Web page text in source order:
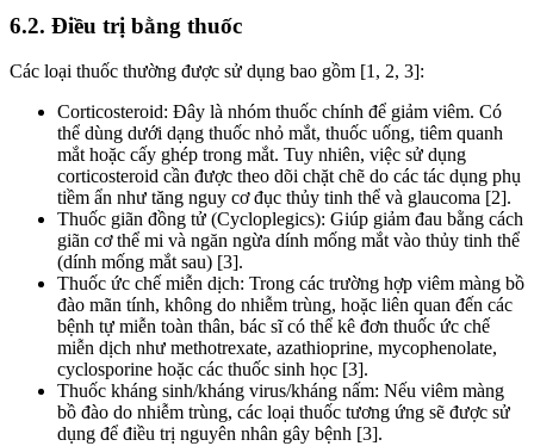
6.2. Điều trị bằng thuốc
Các loại thuốc thường được sử dụng bao gồm [1, 2, 3]:
Corticosteroid: Đây là nhóm thuốc chính để giảm viêm. Có
thể dùng dưới dạng thuốc nhỏ mắt, thuốc uống, tiêm quanh
mắt hoặc cấy ghép trong mắt. Tuy nhiên, việc sử dụng
corticosteroid cần được theo dõi chặt chẽ do các tác dụng phụ
tiềm ẩn như tăng nguy cơ đục thủy tinh thể và glaucoma [2].
Thuốc giãn đồng tử (Cycloplegics): Giúp giảm đau bằng cách
giãn cơ thể mi và ngăn ngừa dính mống mắt vào thủy tinh thể
(dính mống mắt sau) [3].
Thuốc ức chế miễn dịch: Trong các trường hợp viêm màng bồ
đào mãn tính, không do nhiễm trùng, hoặc liên quan đến các
bệnh tự miễn toàn thân, bác sĩ có thể kê đơn thuốc ức chế
miễn dịch như methotrexate, azathioprine, mycophenolate,
cyclosporine hoặc các thuốc sinh học [3].
Thuốc kháng sinh/kháng virus/kháng nấm: Nếu viêm màng
bồ đào do nhiễm trùng, các loại thuốc tương ứng sẽ được sử
dụng để điều trị nguyên nhân gây bệnh [3].